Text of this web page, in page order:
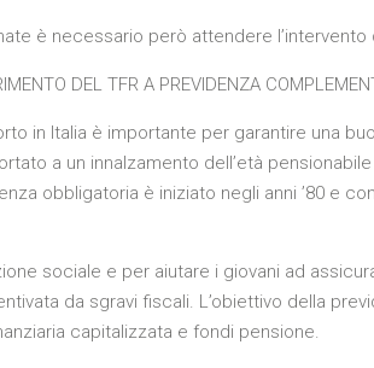
è necessario però attendere
DEL TFR A PREVIDENZA
in Italia è importante per garantire una
a un innalzamento dell’età
obbligatoria è iniziato negli anni ’80 e
sociale e per aiutare i giovani ad
da sgravi fiscali. L’obiettivo della
capitalizzata e fondi pensione.